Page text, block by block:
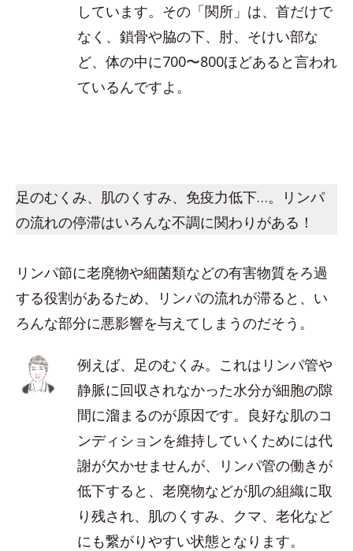
しています。その「関所」は、首だけで
なく、鎖骨や脇の下、肘、そけい部な
ど、体の中に700〜800ほどあると言われ
ているんですよ。
足のむくみ、肌のくすみ、免疫力低下…。リンパ
の流れの停滞はいろんな不調に関わりがある！
リンパ節に老廃物や細菌類などの有害物質をろ過
する役割があるため、リンパの流れが滞ると、い
ろんな部分に悪影響を与えてしまうのだそう。
例えば、足のむくみ。これはリンパ管や
静脈に回収されなかった水分が細胞の隙
間に溜まるのが原因です。良好な肌のコ
ンディションを維持していくためには代
謝が欠かせませんが、リンパ管の働きが
低下すると、老廃物などが肌の組織に取
り残され、肌のくすみ、クマ、老化など
にも繋がりやすい状態となります。